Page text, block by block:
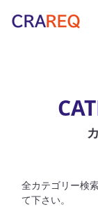
全カテゴリー検
て下さい。